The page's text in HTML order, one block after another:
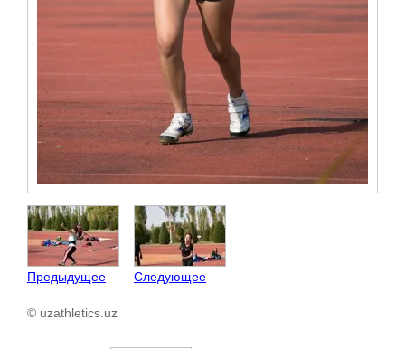
Предыдущее Следующее
© uzathletics.uz